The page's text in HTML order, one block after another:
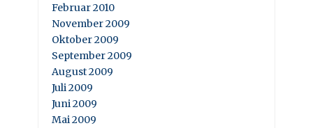
Februar 2010
November 2009
Oktober 2009
September 2009
August 2009
Juli 2009
Juni 2009
Mai 2009